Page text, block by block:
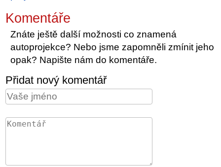
Komentáře
Znáte ještě další možnosti co znamená
autoprojekce? Nebo jsme zapomněli zmínit jeho
opak? Napište nám do komentáře.
Přidat nový komentář